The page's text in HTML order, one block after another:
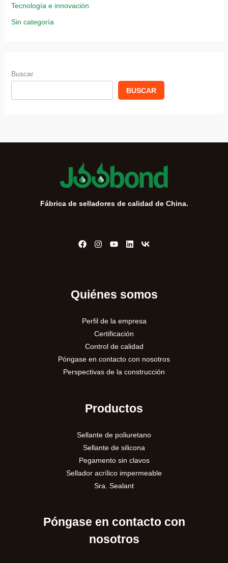
Tecnología e innovación
Sin categoría
Buscar
BUSCAR
Fábrica de selladores de calidad de China.
Quiénes somos
Perfil de la empresa
Certificación
Control de calidad
Póngase en contacto con nosotros
Perspectivas de la construcción
Productos
Sellante de poliuretano
Sellante de silicona
Pegamento sin clavos
Sellador acrílico impermeable
Sra. Sealant
Póngase en contacto con
nosotros